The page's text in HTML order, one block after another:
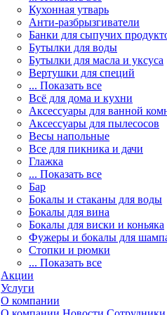
Кухонная утварь
Анти-разбрызгиватели
Банки для сыпучих
Бутылки для воды
Бутылки для масла и уксуса
Вертушки для специй
... Показать все
Всё для дома и кухни
Аксессуары для ванной
Аксессуары для пылесосов
Весы напольные
Все для пикника и дачи
Глажка
... Показать все
Бар
Бокалы и стаканы для воды
Бокалы для вина
Бокалы для виски и коньяка
Фужеры и бокалы для
Стопки и рюмки
... Показать все
Акции
Услуги
О компании